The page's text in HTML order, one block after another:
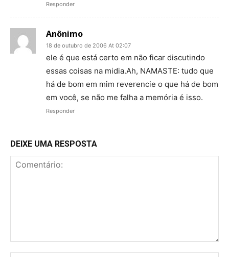
Responder
Anônimo
18 de outubro de 2006 At 02:07
ele é que está certo em não ficar discutindo
essas coisas na midia.Ah, NAMASTE: tudo que
há de bom em mim reverencie o que há de bom
em você, se não me falha a memória é isso.
Responder
DEIXE UMA RESPOSTA